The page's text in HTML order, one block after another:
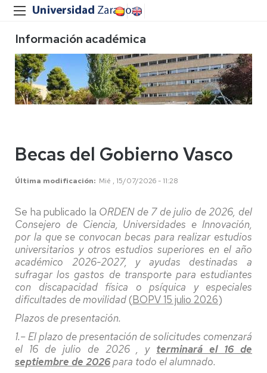
Información académica
Becas del Gobierno Vasco
Última modificación Mié , 15/07/2026 - 11:28
Se ha publicado la ORDEN de 7 de julio de 2026, del
Consejero de Ciencia, Universidades e Innovación,
por la que se convocan becas para realizar estudios
universitarios y otros estudios superiores en el año
académico 2026-2027, y ayudas destinadas a
sufragar los gastos de transporte para estudian­tes
con discapacidad física o psíquica y especiales
dificultades de movilidad(BOPV 15 julio 2026)
Plazos de presentación.
1.– El plazo de presentación de solicitudes comenzará
el 16 de julio de 2026 , y terminará el 16 de
septiembre de 2026para todo el alumnado.